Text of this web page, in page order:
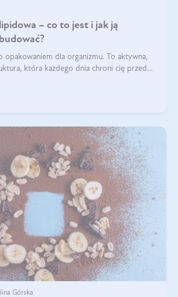
– co to jest i jak ją
opakowaniem dla organizmu. To aktywna,
która każdego dnia chroni cię przed
Górska